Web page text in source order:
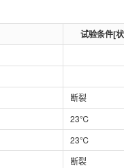
试验条件[
断裂
23℃
23℃
断裂